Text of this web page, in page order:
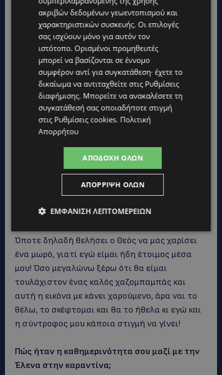
Ποια είναι η σχέση σου με τα παιδιά;
Τα παιδιά τα λατρεύω! Ίσως γιατί
αναπολώντας την δικιά μου ζωή, η παιδική μου
ηλικία ήταν η πιο άμορφη! Ανέμελη γεμάτη
ερωτηματικά και δίψα για ζωή! Όλα τα
παιδάκια που συναντώ μπροστά μου, μου
θυμίζουν το τι ωραίο πράγμα είναι να είσαι
παιδί! Πάντα αγαπούσα τα παιδιά! Τα αθώα
βλέμματα και χαμόγελα τους!
Τώρα που παντρεύτηκες με την αγαπημένη
σου, σκέφτεσαι να γίνεις πατέρας;
Όποτε δηλαδή θελήσει ο Θεός να μας χαρίσει
ένα μωρό, γιατί εγώ είμαι ήδη έτοιμος μέσα
μου! Όσο μεγαλώνω ξέρω ότι θα είμαι
τουλάχιστον ένας καλός χαζομπαμπάς και
αυτή η εικόνα με κάνει χαρούμενο, άρα ναι το
θέλω, το σκέφτομαι και θα το ήθελα κι εγώ και
η σύντροφος μου κάποια στιγμή να γίνει!
Πώς ήταν η καθημερινότητα σου μαζί με την
Έλενα στην καραντίνα;
ακριβών δεδομένων γεωεντοπισμού και
χαρακτηριστικών συσκευής. Οι επιλογές
σας ισχύουν μόνο για αυτόν τον
ιστότοπο. Ορισμένοι προμηθευτές
μπορεί να βασίζονται σε έννομο
συμφέρον αντί για συγκατάθεση· έχετε το
δικαίωμα να αντιταχθείτε στις Ρυθμίσεις
διαφήμισης. Μπορείτε να ανακαλέσετε τη
συγκατάθεσή σας οποιαδήποτε στιγμή
στις Ρυθμίσεις cookies. Πολιτική
Απορρήτου
ΑΠΟΔΟΧΉ ΌΛΩΝ
ΑΠΌΡΡΙΨΗ ΌΛΩΝ
ΕΜΦΆΝΙΣΗ ΛΕΠΤΟΜΕΡΕΙΏΝ